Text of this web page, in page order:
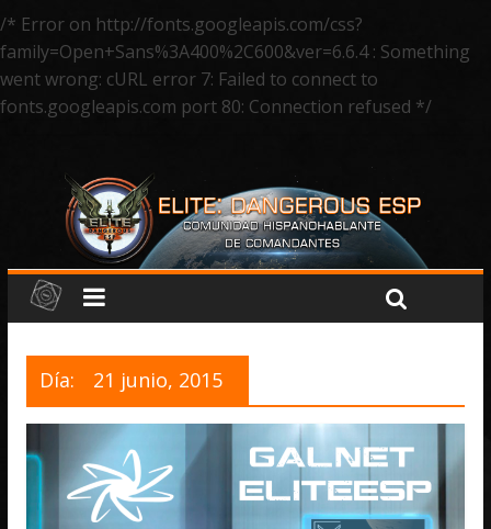
/* Error on http://fonts.googleapis.com/css?
family=Open+Sans%3A400%2C600&ver=6.6.4 : Something
went wrong: cURL error 7: Failed to connect to
fonts.googleapis.com port 80: Connection refused */
Día: 21 junio, 2015